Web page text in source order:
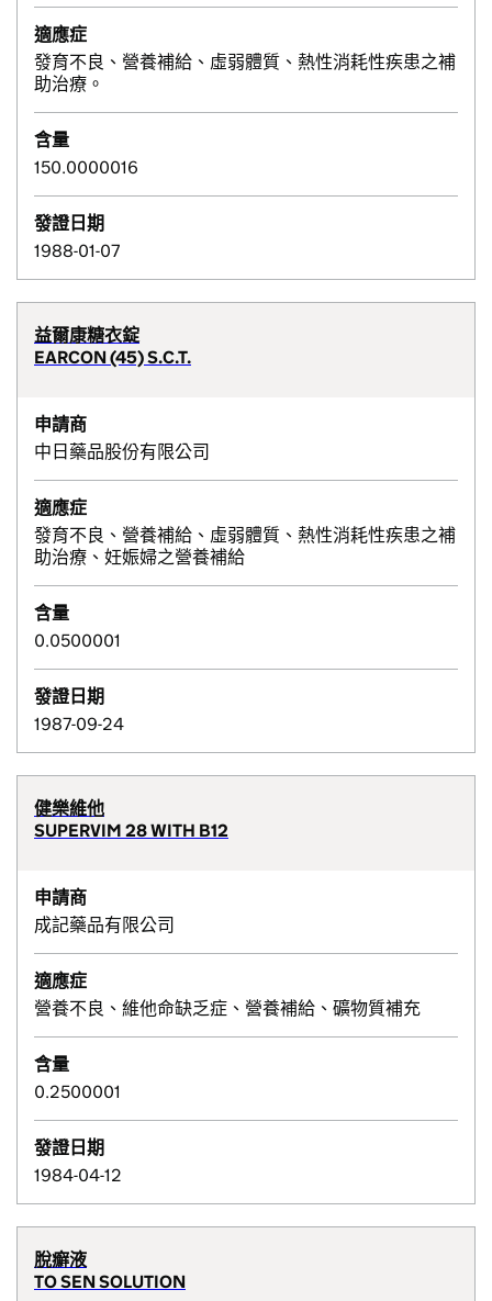
適應症
發育不良、營養補給、虛弱體質、熱性消耗性疾患之補
助治療。
含量
150.0000016
發證日期
1988-01-07
益爾康糖衣錠
EARCON (45) S.C.T.
申請商
中日藥品股份有限公司
適應症
發育不良、營養補給、虛弱體質、熱性消耗性疾患之補
助治療、妊娠婦之營養補給
含量
0.0500001
發證日期
1987-09-24
健樂維他
SUPERVIM 28 WITH B12
申請商
成記藥品有限公司
適應症
營養不良、維他命缺乏症、營養補給、礦物質補充
含量
0.2500001
發證日期
1984-04-12
脫癬液
TO SEN SOLUTION